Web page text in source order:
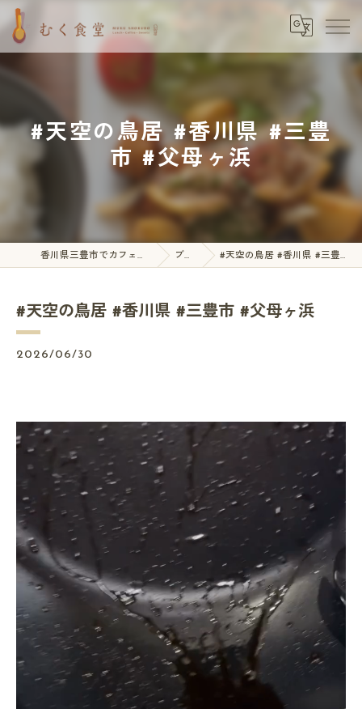
#天空の鳥居 #香川県 #三豊
市 #父母ヶ浜
香川県三豊市でカフェならむく食堂 ブログ #天空の鳥居 #香川県 #三豊市 #父母ヶ浜
#天空の鳥居 #香川県 #三豊市 #父母ヶ浜
2026/06/30